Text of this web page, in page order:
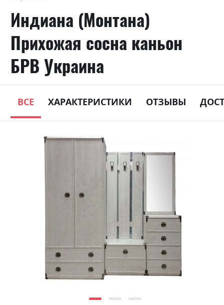
Индиана (Монтана)
Прихожая сосна каньон
БРВ Украина
ВСЕ ХАРАКТЕРИСТИКИ ОТЗЫВЫ